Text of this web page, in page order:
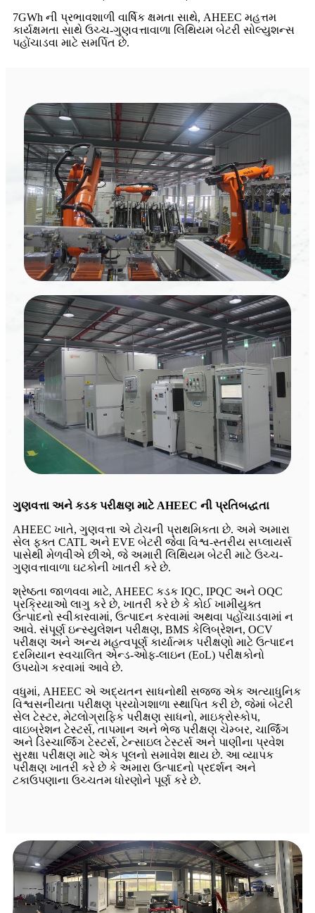
7GWh ની પ્રભાવશાળી વાર્ષિક ક્ષમતા સાથે, AHEEC મહત્તમ
કાર્યક્ષમતા સાથે ઉચ્ચ-ગુણવત્તાવાળા લિથિયમ બેટરી સોલ્યુશન્સ
પહોંચાડવા માટે સમર્પિત છે.
ગુણવત્તા અને કડક પરીક્ષણ માટે AHEEC ની પ્રતિબદ્ધતા
AHEEC ખાતે, ગુણવત્તા એ ટોચની પ્રાથમિકતા છે. અમે અમારા
સેલ ફક્ત CATL અને EVE બેટરી જેવા વિશ્વ-સ્તરીય સપ્લાયર્સ
પાસેથી મેળવીએ છીએ, જે અમારી લિથિયમ બેટરી માટે ઉચ્ચ-
ગુણવત્તાવાળા ઘટકોની ખાતરી કરે છે.
શ્રેષ્ઠતા જાળવવા માટે, AHEEC કડક IQC, IPQC અને OQC
પ્રક્રિયાઓ લાગુ કરે છે, ખાતરી કરે છે કે કોઈ ખામીયુક્ત
ઉત્પાદનો સ્વીકારવામાં, ઉત્પાદન કરવામાં અથવા પહોંચાડવામાં ન
આવે. સંપૂર્ણ ઇન્સ્યુલેશન પરીક્ષણ, BMS કેલિબ્રેશન, OCV
પરીક્ષણ અને અન્ય મહત્વપૂર્ણ કાર્યાત્મક પરીક્ષણો માટે ઉત્પાદન
દરમિયાન સ્વચાલિત એન્ડ-ઓફ-લાઇન (EoL) પરીક્ષકોનો
ઉપયોગ કરવામાં આવે છે.
વધુમાં, AHEEC એ અદ્યતન સાધનોથી સજ્જ એક અત્યાધુનિક
વિશ્વસનીયતા પરીક્ષણ પ્રયોગશાળા સ્થાપિત કરી છે, જેમાં બેટરી
સેલ ટેસ્ટર, મેટલોગ્રાફિક પરીક્ષણ સાધનો, માઇક્રોસ્કોપ,
વાઇબ્રેશન ટેસ્ટર્સ, તાપમાન અને ભેજ પરીક્ષણ ચેમ્બર, ચાર્જિંગ
અને ડિસ્ચાર્જિંગ ટેસ્ટર્સ, ટેન્સાઇલ ટેસ્ટર્સ અને પાણીના પ્રવેશ
સુરક્ષા પરીક્ષણ માટે એક પૂલનો સમાવેશ થાય છે. આ વ્યાપક
પરીક્ષણ ખાતરી કરે છે કે અમારા ઉત્પાદનો પ્રદર્શન અને
ટકાઉપણાના ઉચ્ચતમ ધોરણોને પૂર્ણ કરે છે.